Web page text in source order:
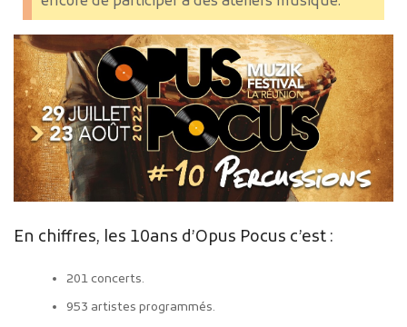
En chiffres, les 10ans d’Opus Pocus c’est :
201 concerts.
953 artistes programmés.